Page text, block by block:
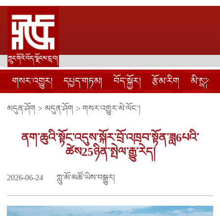
གསར་འགྱུར། དཔྱད་གཏམ། བོད་སྐྱོར། རྩོམ་རིག མི་སྣ།
མདུན་ཤོག > མདུན་ཤོག >གསར་འགྱུར་མེ་ལོང་།
ནག་ཆུའི་སྟོང་འདུས་སྐོར་བྲོ་འཁྲབ་སྟོན་ཟླ6པའི་
ཚེས25ཉིན་སྤེལ་རྒྱུ་རེད།
2026-06-24 ཀླུ་མོ་མཚོ་ཡིས་བསྒྱུར།